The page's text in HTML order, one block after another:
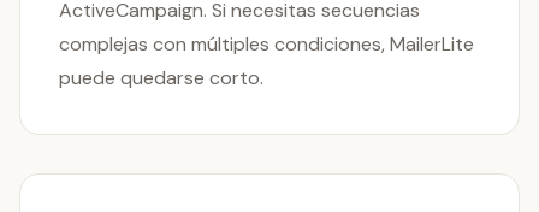
ActiveCampaign. Si necesitas secuencias
complejas con múltiples condiciones, MailerLite
puede quedarse corto.